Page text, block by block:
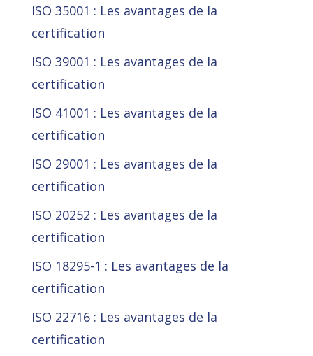
ISO 35001 : Les avantages de la
certification
ISO 39001 : Les avantages de la
certification
ISO 41001 : Les avantages de la
certification
ISO 29001 : Les avantages de la
certification
ISO 20252 : Les avantages de la
certification
ISO 18295-1 : Les avantages de la
certification
ISO 22716 : Les avantages de la
certification